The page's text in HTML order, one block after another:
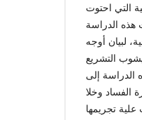
التي احتوت
هذه الدراسة
لبيان أوجه
التشريع
إلى
الفساد وخلا
تجريمها